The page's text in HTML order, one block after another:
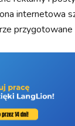
internetowa